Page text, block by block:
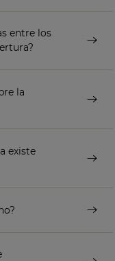
entre los
la
existe